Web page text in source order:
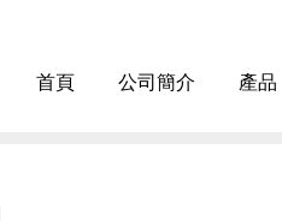
首頁 公司簡介 產品